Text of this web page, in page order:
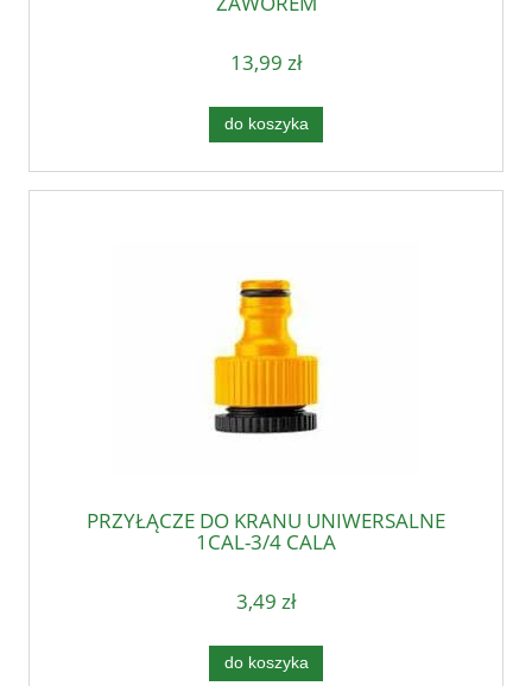
13,99 zł
do koszyka
PRZYŁĄCZE DO KRANU UNIWERSALNE
1CAL-3/4 CALA
3,49 zł
do koszyka